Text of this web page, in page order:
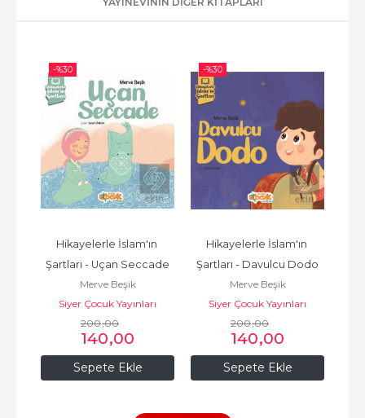
-%30
Sepete Ekle
Hikayelerle İslam'ın
Şartları - Uçan Seccade
Merve Beşik
Siyer Çocuk Yayınları
200,00
140,00
-%30
Sepete Ekle
Hikayelerle İslam'ın
Şartları - Davulcu Dodo
Merve Beşik
Siyer Çocuk Yayınları
200,00
140,00